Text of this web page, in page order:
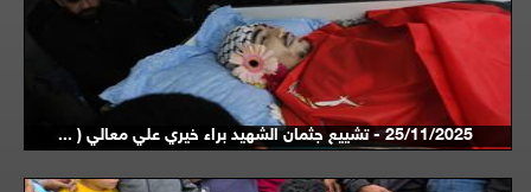
25/11/2025 - تشييع جثمان الشهيد براء خيري علي معالي ( ...